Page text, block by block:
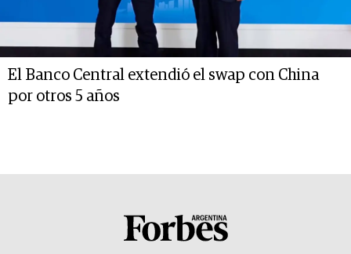
El Banco Central extendió el swap con China
por otros 5 años